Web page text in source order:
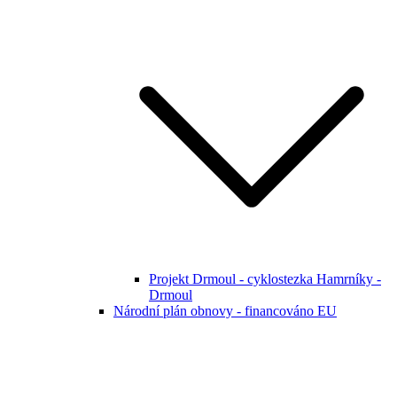
Projekt Drmoul - cyklostezka Hamrníky -
Drmoul
Národní plán obnovy - financováno EU